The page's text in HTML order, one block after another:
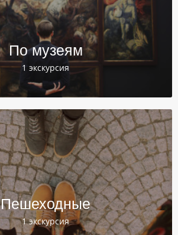
По музеям
1 экскурсия
Пешеходные
1 экскурсия